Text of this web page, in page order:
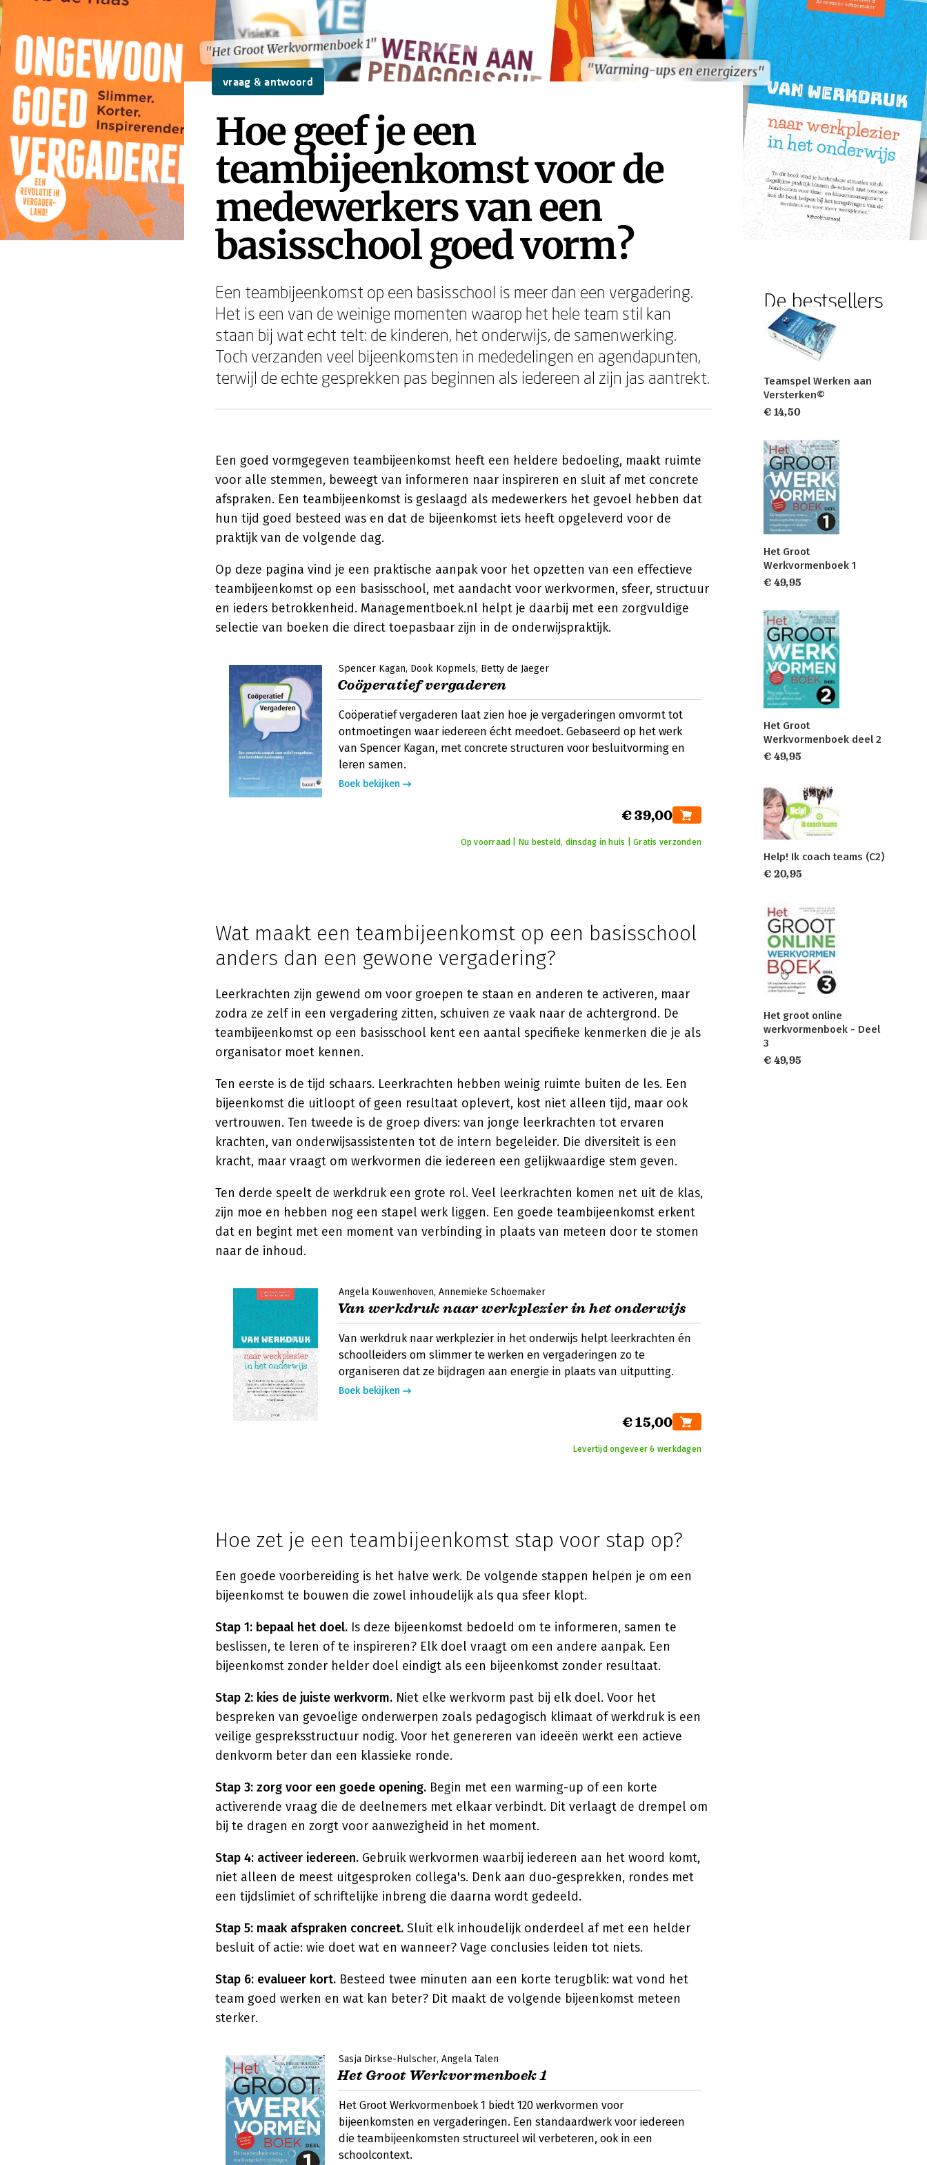
"Het Groot Werkvormenboek 1"
"Warming-ups en energizers"
"Het Groot Werkvormenboek 1"
"Warming-ups en energizers"
vraag & antwoord
Hoe geef je een
teambijeenkomst voor de
medewerkers van een
basisschool goed vorm?
Een teambijeenkomst op een basisschool is meer dan een vergadering.
Het is een van de weinige momenten waarop het hele team stil kan
staan bij wat echt telt: de kinderen, het onderwijs, de samenwerking.
Toch verzanden veel bijeenkomsten in mededelingen en agendapunten,
terwijl de echte gesprekken pas beginnen als iedereen al zijn jas aantrekt.
Een goed vormgegeven teambijeenkomst heeft een heldere bedoeling, maakt ruimte
voor alle stemmen, beweegt van informeren naar inspireren en sluit af met concrete
afspraken. Een teambijeenkomst is geslaagd als medewerkers het gevoel hebben dat
hun tijd goed besteed was en dat de bijeenkomst iets heeft opgeleverd voor de
praktijk van de volgende dag.
Op deze pagina vind je een praktische aanpak voor het opzetten van een effectieve
teambijeenkomst op een basisschool, met aandacht voor werkvormen, sfeer, structuur
en ieders betrokkenheid. Managementboek.nl helpt je daarbij met een zorgvuldige
selectie van boeken die direct toepasbaar zijn in de onderwijspraktijk.
Spencer Kagan Dook Kopmels Betty de Jaeger
Coöperatief vergaderen
Coöperatief vergaderen laat zien hoe je vergaderingen omvormt tot
ontmoetingen waar iedereen écht meedoet. Gebaseerd op het werk
van Spencer Kagan, met concrete structuren voor besluitvorming en
leren samen.
Boek bekijken
€ 39,00
Op voorraad | Nu besteld, dinsdag in huis | Gratis verzonden
Wat maakt een teambijeenkomst op een basisschool
anders dan een gewone vergadering?
Leerkrachten zijn gewend om voor groepen te staan en anderen te activeren, maar
zodra ze zelf in een vergadering zitten, schuiven ze vaak naar de achtergrond. De
teambijeenkomst op een basisschool kent een aantal specifieke kenmerken die je als
organisator moet kennen.
Ten eerste is de tijd schaars. Leerkrachten hebben weinig ruimte buiten de les. Een
bijeenkomst die uitloopt of geen resultaat oplevert, kost niet alleen tijd, maar ook
vertrouwen. Ten tweede is de groep divers: van jonge leerkrachten tot ervaren
krachten, van onderwijsassistenten tot de intern begeleider. Die diversiteit is een
kracht, maar vraagt om werkvormen die iedereen een gelijkwaardige stem geven.
Ten derde speelt de werkdruk een grote rol. Veel leerkrachten komen net uit de klas,
zijn moe en hebben nog een stapel werk liggen. Een goede teambijeenkomst erkent
dat en begint met een moment van verbinding in plaats van meteen door te stomen
naar de inhoud.
Angela Kouwenhoven Annemieke Schoemaker
Van werkdruk naar werkplezier in het onderwijs
Van werkdruk naar werkplezier in het onderwijs helpt leerkrachten én
schoolleiders om slimmer te werken en vergaderingen zo te
organiseren dat ze bijdragen aan energie in plaats van uitputting.
Boek bekijken
€ 15,00
Levertijd ongeveer 6 werkdagen
Hoe zet je een teambijeenkomst stap voor stap op?
Een goede voorbereiding is het halve werk. De volgende stappen helpen je om een
bijeenkomst te bouwen die zowel inhoudelijk als qua sfeer klopt.
Stap 1: bepaal het doel. Is deze bijeenkomst bedoeld om te informeren, samen te
beslissen, te leren of te inspireren? Elk doel vraagt om een andere aanpak. Een
bijeenkomst zonder helder doel eindigt als een bijeenkomst zonder resultaat.
Stap 2: kies de juiste werkvorm. Niet elke werkvorm past bij elk doel. Voor het
bespreken van gevoelige onderwerpen zoals pedagogisch klimaat of werkdruk is een
veilige gespreksstructuur nodig. Voor het genereren van ideeën werkt een actieve
denkvorm beter dan een klassieke ronde.
Stap 3: zorg voor een goede opening. Begin met een warming-up of een korte
activerende vraag die de deelnemers met elkaar verbindt. Dit verlaagt de drempel om
bij te dragen en zorgt voor aanwezigheid in het moment.
Stap 4: activeer iedereen. Gebruik werkvormen waarbij iedereen aan het woord komt,
niet alleen de meest uitgesproken collega's. Denk aan duo-gesprekken, rondes met
een tijdslimiet of schriftelijke inbreng die daarna wordt gedeeld.
Stap 5: maak afspraken concreet. Sluit elk inhoudelijk onderdeel af met een helder
besluit of actie: wie doet wat en wanneer? Vage conclusies leiden tot niets.
Stap 6: evalueer kort. Besteed twee minuten aan een korte terugblik: wat vond het
team goed werken en wat kan beter? Dit maakt de volgende bijeenkomst meteen
sterker.
Sasja Dirkse-Hulscher Angela Talen
Het Groot Werkvormenboek 1
Het Groot Werkvormenboek 1 biedt 120 werkvormen voor
bijeenkomsten en vergaderingen. Een standaardwerk voor iedereen
die teambijeenkomsten structureel wil verbeteren, ook in een
schoolcontext.
De bestsellers
Teamspel Werken aan
Versterken©
€ 14,50
Het Groot
Werkvormenboek 1
€ 49,95
Het Groot
Werkvormenboek deel 2
€ 49,95
Help! Ik coach teams (C2)
€ 20,95
Het groot online
werkvormenboek - Deel
3
€ 49,95